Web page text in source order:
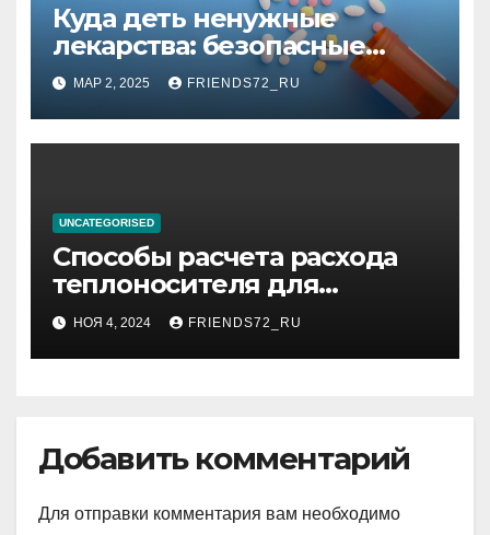
Куда деть ненужные
лекарства: безопасные
способы утилизации
МАР 2, 2025 FRIENDS72_RU
UNCATEGORISED
Способы расчета расхода
теплоносителя для
системы отопления
НОЯ 4, 2024 FRIENDS72_RU
Добавить комментарий
Для отправки комментария вам необходимо